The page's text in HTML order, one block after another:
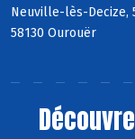
Neuville-lès-Decize,
58130 Ourouër